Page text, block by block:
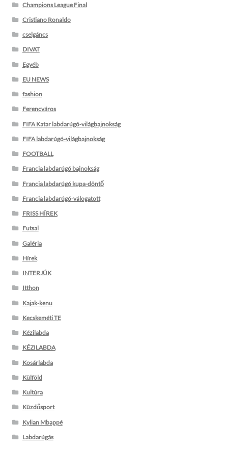
Champions League Final
Cristiano Ronaldo
cselgáncs
DIVAT
Egyéb
EU NEWS
fashion
Ferencváros
FIFA Katar labdarúgó-világbajnokság
FIFA labdarúgó-világbajnokság
FOOTBALL
Francia labdarúgó bajnokság
Francia labdarúgó kupa-döntő
Francia labdarúgó-válogatott
FRISS HÍREK
Futsal
Galéria
Hírek
INTERJÚK
Itthon
Kajak-kenu
Kecskeméti TE
Kézilabda
KÉZILABDA
Kosárlabda
Külföld
Kultúra
Küzdősport
Kylian Mbappé
Labdarúgás